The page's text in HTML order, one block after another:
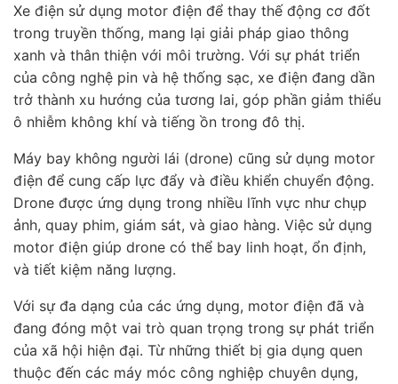
Xe điện sử dụng motor điện để thay thế động cơ đốt
trong truyền thống, mang lại giải pháp giao thông
xanh và thân thiện với môi trường. Với sự phát triển
của công nghệ pin và hệ thống sạc, xe điện đang dần
trở thành xu hướng của tương lai, góp phần giảm thiểu
ô nhiễm không khí và tiếng ồn trong đô thị.
Máy bay không người lái (drone) cũng sử dụng motor
điện để cung cấp lực đẩy và điều khiển chuyển động.
Drone được ứng dụng trong nhiều lĩnh vực như chụp
ảnh, quay phim, giám sát, và giao hàng. Việc sử dụng
motor điện giúp drone có thể bay linh hoạt, ổn định,
và tiết kiệm năng lượng.
Với sự đa dạng của các ứng dụng, motor điện đã và
đang đóng một vai trò quan trọng trong sự phát triển
của xã hội hiện đại. Từ những thiết bị gia dụng quen
thuộc đến các máy móc công nghiệp chuyên dụng,